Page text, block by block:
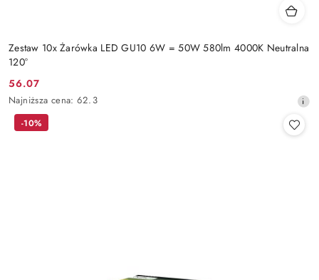
Zestaw 10x Żarówka LED GU10 6W = 50W 580lm 4000K Neutralna
120°
Cena
promocyjna:
56.07
Najniższa
cena
Najniższa cena: 62.3
-10%